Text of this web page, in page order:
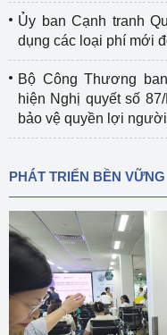
Ủy ban Cạnh tranh
dụng các loại phí mới
Bộ Công Thương
hiện Nghị quyết số
bảo vệ quyền lợi
PHÁT TRIỂN BỀN VỮNG